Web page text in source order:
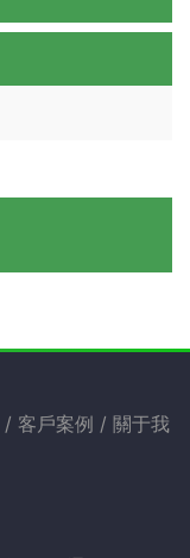
客戶案例
關于我